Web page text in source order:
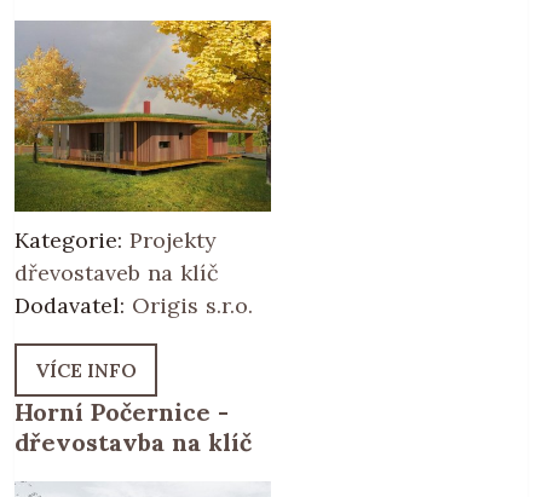
Kategorie: Projekty
dřevostaveb na klíč
Dodavatel: Origis s.r.o.
VÍCE INFO
Horní Počernice -
dřevostavba na klíč